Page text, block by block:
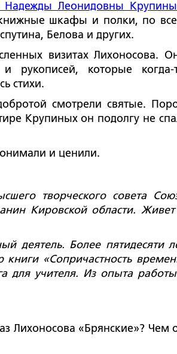
Надежды Леонидовны
шкафы и полки, по
Белова и других.
визитах Лихоносова.
рукописей, которые когда-
стихи.
смотрели святые.
Крупиных он подолгу не
и ценили.
творческого совета
Кировской области.
деятель. Более пятидесяти
«Сопричастность
для учителя. Из опыта
«Брянские»? Чем